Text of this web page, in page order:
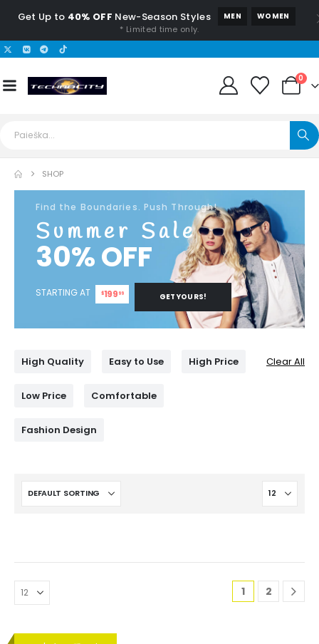
Get Up to 40% OFF New-Season Styles MEN WOMEN
* Limited time only.
0
SHOP
Find the Boundaries. Push Through!
Summer Sale
30% OFF
STARTING AT $199 99 GET YOURS!
High Quality Easy to Use High Price
Low Price Comfortable
Fashion Design
Clear All
1 2